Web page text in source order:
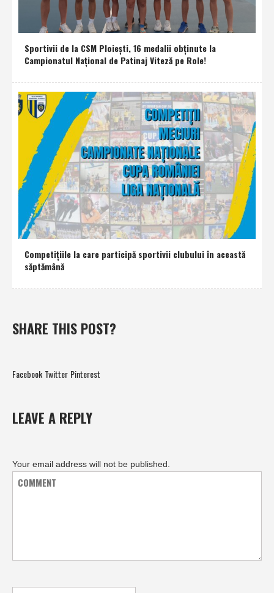
Sportivii de la CSM Ploieşti, 16 medalii obţinute la
Campionatul Naţional de Patinaj Viteză pe Role!
Competiţiile la care participă sportivii clubului în această
săptămână
SHARE THIS POST?
Facebook Twitter Pinterest
LEAVE A REPLY
Your email address will not be published.